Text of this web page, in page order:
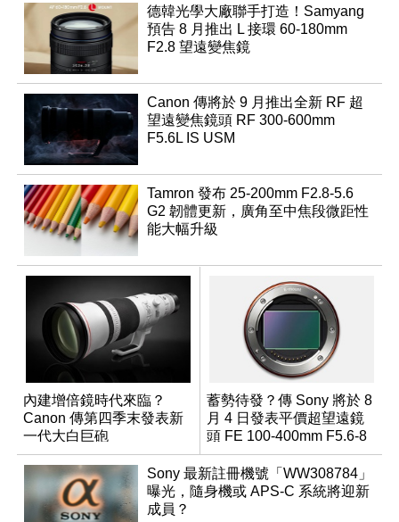
德韓光學大廠聯手打造！Samyang
預告 8 月推出 L 接環 60-180mm
F2.8 望遠變焦鏡
Canon 傳將於 9 月推出全新 RF 超
望遠變焦鏡頭 RF 300-600mm
F5.6L IS USM
Tamron 發布 25-200mm F2.8-5.6
G2 韌體更新，廣角至中焦段微距性
能大幅升級
內建增倍鏡時代來臨？
Canon 傳第四季末發表新
一代大白巨砲
蓄勢待發？傳 Sony 將於 8
月 4 日發表平價超望遠鏡
頭 FE 100-400mm F5.6-8
Sony 最新註冊機號「WW308784」
曝光，隨身機或 APS-C 系統將迎新
成員？